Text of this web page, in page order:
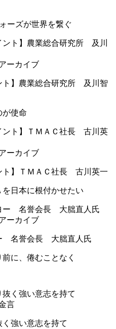
ーズが世界を繋ぐ
ーカイブ
ト】農業総合研究所 及川智
が使命
ーカイブ
ト】ＴＭＡＣ社長 古川英一
日本に根付かせたい
ーカイブ
名誉会長 大朏直人氏
に、倦むことなく
言
強い意志を持て